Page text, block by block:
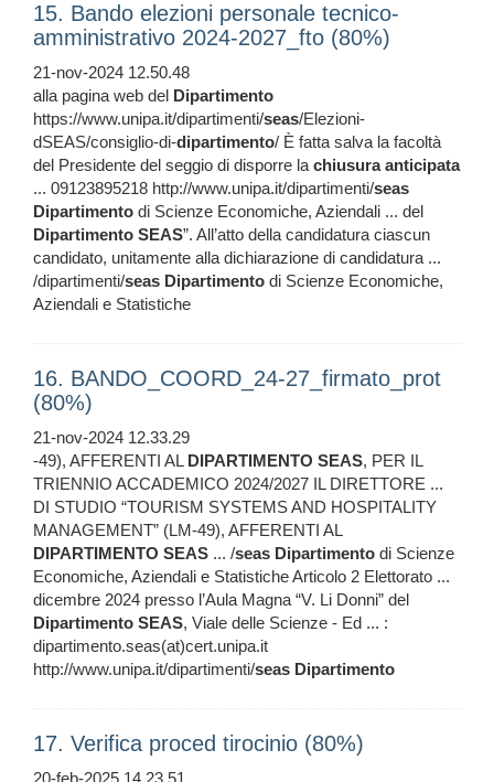
15. Bando elezioni personale tecnico-
amministrativo 2024-2027_fto (80%)
21-nov-2024 12.50.48
alla pagina web del Dipartimento
https://www.unipa.it/dipartimenti/seas/Elezioni-
dSEAS/consiglio-di-dipartimento/ È fatta salva la facoltà
del Presidente del seggio di disporre lachiusura anticipata
... 09123895218 http://www.unipa.it/dipartimenti/seas
Dipartimento di Scienze Economiche, Aziendali ... del
Dipartimento SEAS”. All’atto della candidatura ciascun
candidato, unitamente alla dichiarazione di candidatura ...
/dipartimenti/seas Dipartimento di Scienze Economiche,
Aziendali e Statistiche
16. BANDO_COORD_24-27_firmato_prot
(80%)
21-nov-2024 12.33.29
-49), AFFERENTI AL DIPARTIMENTO SEAS, PER IL
TRIENNIO ACCADEMICO 2024/2027 IL DIRETTORE ...
DI STUDIO “TOURISM SYSTEMS AND HOSPITALITY
MANAGEMENT” (LM-49), AFFERENTI AL
DIPARTIMENTO SEAS ... /seas Dipartimento di Scienze
Economiche, Aziendali e Statistiche Articolo 2 Elettorato ...
dicembre 2024 presso l’Aula Magna “V. Li Donni” del
Dipartimento SEAS, Viale delle Scienze - Ed ... :
dipartimento.seas(at)cert.unipa.it
http://www.unipa.it/dipartimenti/seas Dipartimento
17. Verifica proced tirocinio (80%)